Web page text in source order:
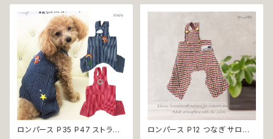
レ トレーニング かわいい おしゃ
れ 生理 マナー オムツ カバー
ロンパース つなぎ 小型犬 返品
交換不可
ロンパース P35 P47 ストライ
ロンパース P12 つなぎ サロペ